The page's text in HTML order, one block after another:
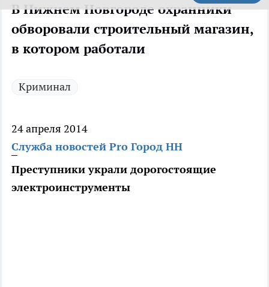
В Нижнем Новгороде охранники
обворовали строительный магазин,
в котором работали
Криминал
24 апреля 2014
Служба новостей Pro Город НН
Преступники украли дорогостоящие
электроинструменты